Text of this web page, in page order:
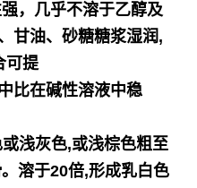
，几乎不溶于乙醇及
甘油、砂糖糖浆湿润,
可提
比在碱性溶液中稳
浅灰色,或浅棕色粗至
溶于20倍,形成乳白色